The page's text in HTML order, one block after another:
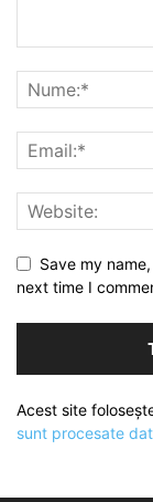
Save my
next time I
Acest site
sunt procesate